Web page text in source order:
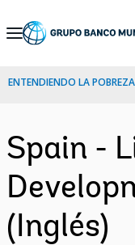
Skip
Navigation
ENTENDIENDO LA POBREZA
Spain -
(Inglés)